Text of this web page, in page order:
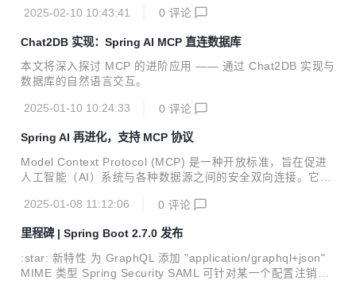
2025-02-10 10:43:41 0 评论
Chat2DB 实现：Spring AI MCP 直连数据库
本文将深入探讨 MCP 的进阶应用 —— 通过 Chat2DB 实现与
数据库的自然语言交互。
2025-01-10 10:24:33 0 评论
Spring AI 再进化，支持 MCP 协议
Model Context Protocol (MCP) 是一种开放标准，旨在促进
人工智能（AI）系统与各种数据源之间的安全双向连接。它为
部数据，从而取代了以往需要为每个数据源定制集成的复杂做
2025-01-08 11:12:06 0 评论
里程碑 | Spring Boot 2.7.0 发布
:star: 新特性 为 GraphQL 添加 "application/graphql+json"
MIME 类型 Spring Security SAML 可针对某一个配置注销策